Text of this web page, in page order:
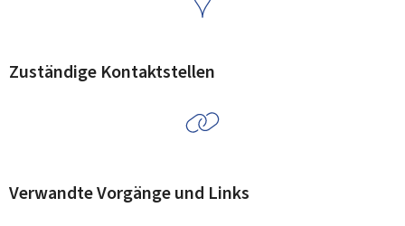
Zuständige Kontaktstellen
Verwandte Vorgänge und Links